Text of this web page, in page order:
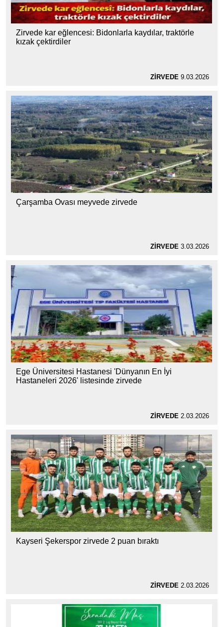
Zirvede kar eğlencesi: Bidonlarla kaydılar, traktörle
kızak çektirdiler
ZİRVEDE9.03.2026
Çarşamba Ovası meyvede zirvede
ZİRVEDE3.03.2026
Ege Üniversitesi Hastanesi 'Dünyanın En İyi
Hastaneleri 2026' listesinde zirvede
ZİRVEDE2.03.2026
Kayseri Şekerspor zirvede 2 puan bıraktı
ZİRVEDE2.03.2026